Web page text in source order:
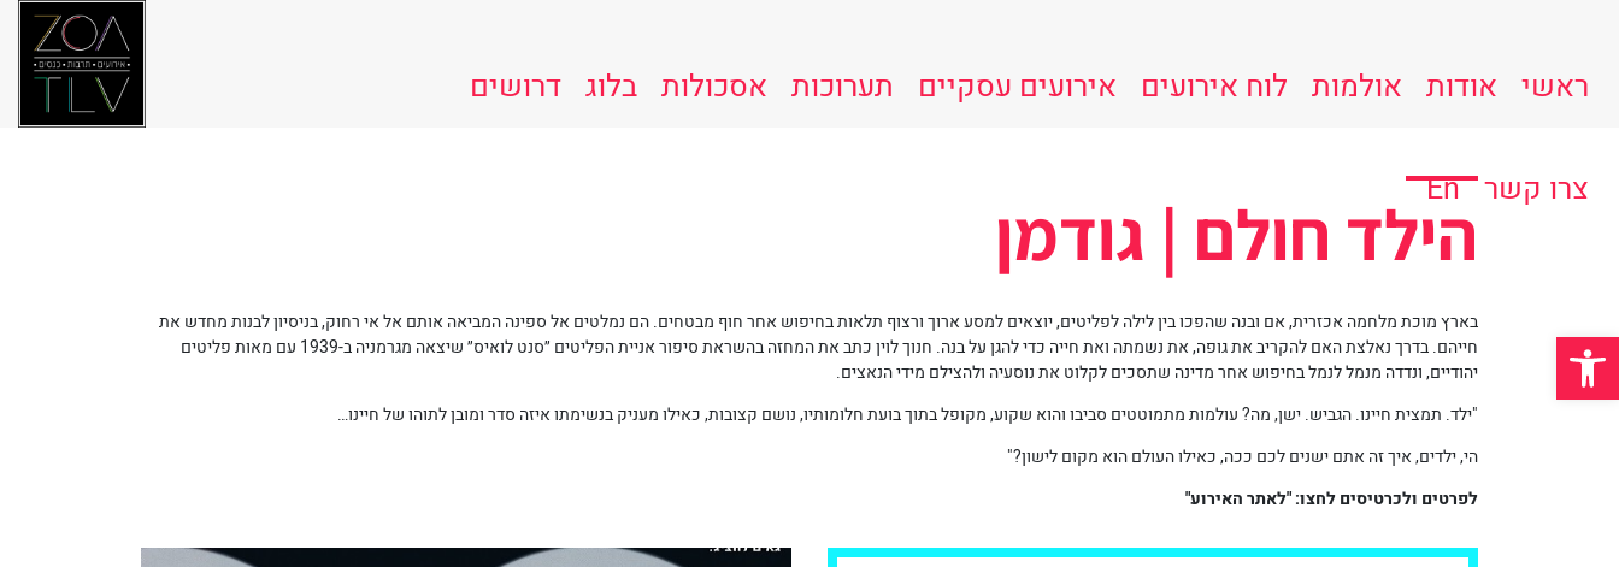
פתח סרגל נגישות
ראשי אודות אולמות לוח אירועים אירועים עסקיים תערוכות אסכולות בלוג דרושים
צרו קשר En
הילד חולם | גודמן
בארץ מוכת מלחמה אכזרית, אם ובנה שהפכו בין לילה לפליטים, יוצאים למסע ארוך ורצוף תלאות בחיפוש אחר חוף מבטחים. הם נמלטים אל ספינה המביאה אותם אל אי רחוק, בניסיון לבנות מחדש את
חייהם. בדרך נאלצת האם להקריב את גופה, את נשמתה ואת חייה כדי להגן על בנה. חנוך לוין כתב את המחזה בהשראת סיפור אניית הפליטים ״סנט לואיס״ שיצאה מגרמניה ב-1939 עם מאות פליטים
יהודיים, ונדדה מנמל לנמל בחיפוש אחר מדינה שתסכים לקלוט את נוסעיה ולהצילם מידי הנאצים.
"ילד. תמצית חיינו. הגביש. ישן, מה? עולמות מתמוטטים סביבו והוא שקוע, מקופל בתוך בועת חלומותיו, נושם קצובות, כאילו מעניק בנשימתו איזה סדר ומובן לתוהו של חיינו…
הי, ילדים, איך זה אתם ישנים לכם ככה, כאילו העולם הוא מקום לישון?"
לפרטים ולכרטיסים לחצו: "לאתר האירוע"